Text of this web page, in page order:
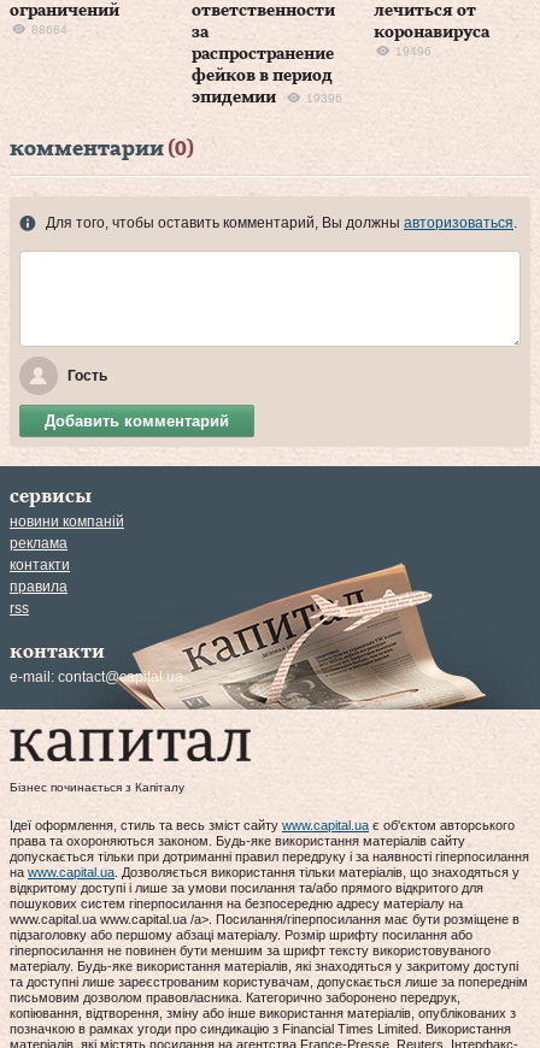
ограничений
88684
ответственности
за
распространение
фейков в период
эпидемии
19396
лечиться от
коронавируса
19496
комментарии (0)
Для того, чтобы оставить комментарий, Вы должны авторизоваться.
Гость
Добавить комментарий
сервисы
новини компаній
реклама
контакти
правила
rss
контакти
e-mail: contact@capital.ua
Бізнес починається з Капіталу
Ідеї оформлення, стиль та весь зміст сайту www.capital.ua є об'єктом авторського
права та охороняються законом. Будь-яке використання матеріалів сайту
допускається тільки при дотриманні правил передруку і за наявності гіперпосилання
на www.capital.ua. Дозволяється використання тільки матеріалів, що знаходяться у
відкритому доступі і лише за умови посилання та/або прямого відкритого для
пошукових систем гіперпосилання на безпосередню адресу матеріалу на
www.capital.ua www.capital.ua /a>. Посилання/гіперпосилання має бути розміщене в
підзаголовку або першому абзаці матеріалу. Розмір шрифту посилання або
гіперпосилання не повинен бути меншим за шрифт тексту використовуваного
матеріалу. Будь-яке використання матеріалів, які знаходяться у закритому доступі
та доступні лише зареєстрованим користувачам, допускається лише за попереднім
письмовим дозволом правовласника. Категорично заборонено передрук,
копіювання, відтворення, зміну або інше використання матеріалів, опублікованих з
позначкою в рамках угоди про синдикацію з Financial Times Limited. Використання
матеріалів, які містять посилання на агентства France-Presse, Reuters, Інтерфакс-